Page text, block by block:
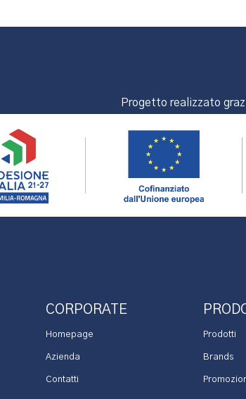
Progetto realizzato
CORPORATE
Homepage
Azienda
Contatti
Prodotti
Brands